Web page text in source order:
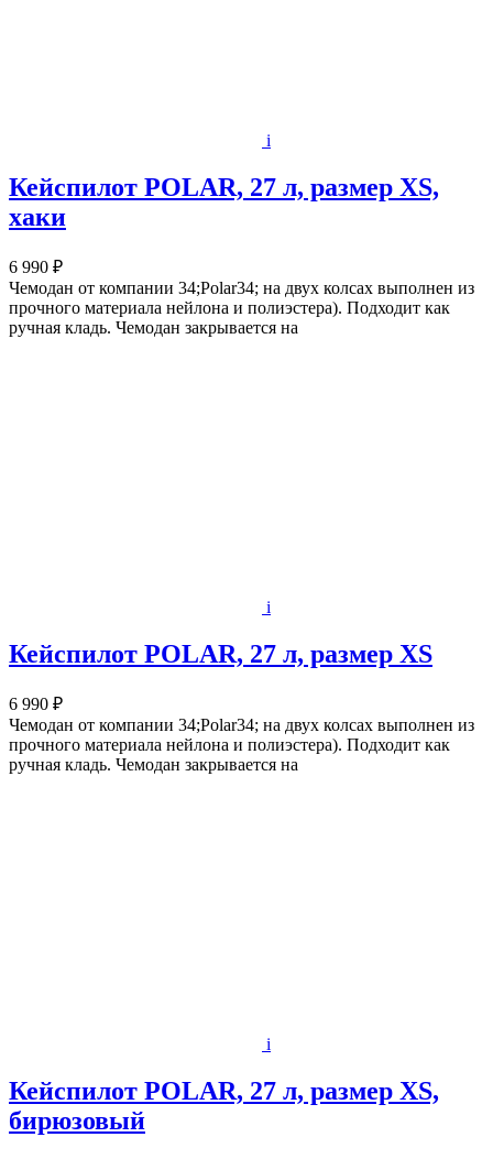
i
Кейспилот POLAR, 27 л, размер XS,
хаки
6 990 ₽
Чемодан от компании 34;Polar34; на двух колсах выполнен из
прочного материала нейлона и полиэстера). Подходит как
ручная кладь. Чемодан закрывается на
i
Кейспилот POLAR, 27 л, размер XS
6 990 ₽
Чемодан от компании 34;Polar34; на двух колсах выполнен из
прочного материала нейлона и полиэстера). Подходит как
ручная кладь. Чемодан закрывается на
i
Кейспилот POLAR, 27 л, размер XS,
бирюзовый